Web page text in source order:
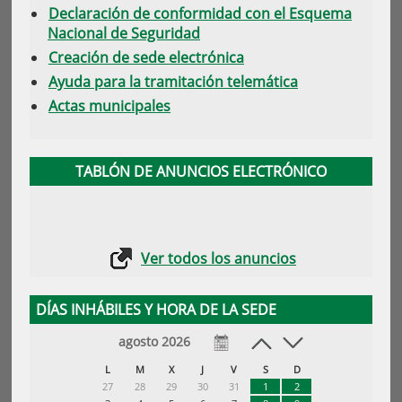
Declaración de conformidad con el Esquema
Nacional de Seguridad
Creación de sede electrónica
Ayuda para la tramitación telemática
Actas municipales
TABLÓN DE ANUNCIOS ELECTRÓNICO
Ver todos los anuncios
DÍAS INHÁBILES Y HORA DE LA SEDE
agosto 2026
L M X J V S
D
27
28 29 30 31 1
2